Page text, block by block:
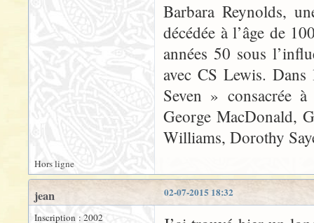
Barbara Reynolds,
décédée à l’âge de
années 50 sous
avec CS Lewis.
Seven » consacrée
George MacDonald,
Williams, Dorothy
Hors ligne
02-07-2015 18:32
jean
Inscription : 2002